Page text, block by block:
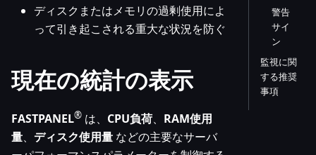
ディスクまたはメモリの過剰使用によ
って引き起こされる重大な状況を防ぐ
現在の統計の表示
FASTPANEL® は、 CPU負荷、 RAM使用
量、 ディスク使用量 などの主要なサーバ
警告
サイ
ン
監視に関
する推奨
事項